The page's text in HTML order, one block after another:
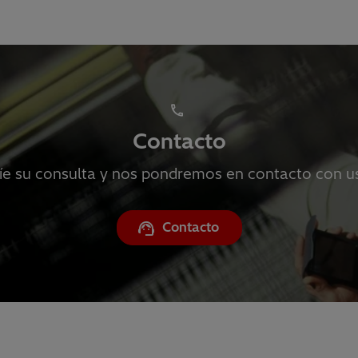
Contacto
su consulta y nos pondremos en contacto con
Contacto